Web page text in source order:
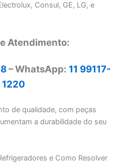
Consul, GE, LG, e
Atendimento:
– WhatsApp: 11 99117-
1220
de qualidade, com peças
a durabilidade do seu
e Como Resolver